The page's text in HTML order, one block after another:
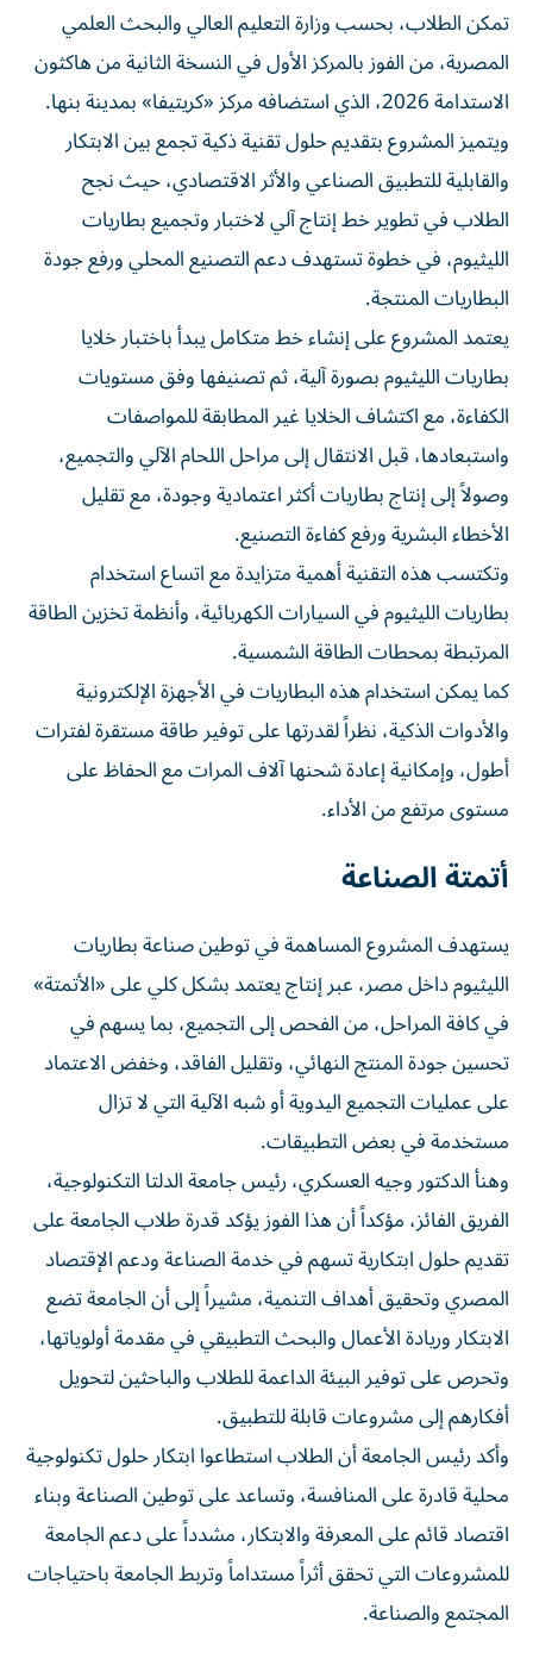
تمكن الطلاب، بحسب وزارة التعليم العالي والبحث العلمي
المصرية، من الفوز بالمركز الأول في النسخة الثانية من هاكثون
الاستدامة 2026، الذي استضافه مركز «كريتيفا» بمدينة بنها.
ويتميز المشروع بتقديم حلول تقنية ذكية تجمع بين الابتكار
والقابلية للتطبيق الصناعي والأثر الاقتصادي، حيث نجح
الطلاب في تطوير خط إنتاج آلي لاختبار وتجميع بطاريات
الليثيوم، في خطوة تستهدف دعم التصنيع المحلي ورفع جودة
البطاريات المنتجة.
يعتمد المشروع على إنشاء خط متكامل يبدأ باختبار خلايا
بطاريات الليثيوم بصورة آلية، ثم تصنيفها وفق مستويات
الكفاءة، مع اكتشاف الخلايا غير المطابقة للمواصفات
واستبعادها، قبل الانتقال إلى مراحل اللحام الآلي والتجميع،
وصولاً إلى إنتاج بطاريات أكثر اعتمادية وجودة، مع تقليل
الأخطاء البشرية ورفع كفاءة التصنيع.
وتكتسب هذه التقنية أهمية متزايدة مع اتساع استخدام
بطاريات الليثيوم في السيارات الكهربائية، وأنظمة تخزين الطاقة
المرتبطة بمحطات الطاقة الشمسية.
كما يمكن استخدام هذه البطاريات في الأجهزة الإلكترونية
والأدوات الذكية، نظراً لقدرتها على توفير طاقة مستقرة لفترات
أطول، وإمكانية إعادة شحنها آلاف المرات مع الحفاظ على
مستوى مرتفع من الأداء.
أتمتة الصناعة
يستهدف المشروع المساهمة في توطين صناعة بطاريات
الليثيوم داخل مصر، عبر إنتاج يعتمد بشكل كلي على «الأتمتة»
في كافة المراحل، من الفحص إلى التجميع، بما يسهم في
تحسين جودة المنتج النهائي، وتقليل الفاقد، وخفض الاعتماد
على عمليات التجميع اليدوية أو شبه الآلية التي لا تزال
مستخدمة في بعض التطبيقات.
وهنأ الدكتور وجيه العسكري، رئيس جامعة الدلتا التكنولوجية،
الفريق الفائز، مؤكداً أن هذا الفوز يؤكد قدرة طلاب الجامعة على
تقديم حلول ابتكارية تسهم في خدمة الصناعة ودعم الإقتصاد
المصري وتحقيق أهداف التنمية، مشيراً إلى أن الجامعة تضع
الابتكار وريادة الأعمال والبحث التطبيقي في مقدمة أولوياتها،
وتحرص على توفير البيئة الداعمة للطلاب والباحثين لتحويل
أفكارهم إلى مشروعات قابلة للتطبيق.
وأكد رئيس الجامعة أن الطلاب استطاعوا ابتكار حلول تكنولوجية
محلية قادرة على المنافسة، وتساعد على توطين الصناعة وبناء
اقتصاد قائم على المعرفة والابتكار، مشدداً على دعم الجامعة
للمشروعات التي تحقق أثراً مستداماً وتربط الجامعة باحتياجات
المجتمع والصناعة.